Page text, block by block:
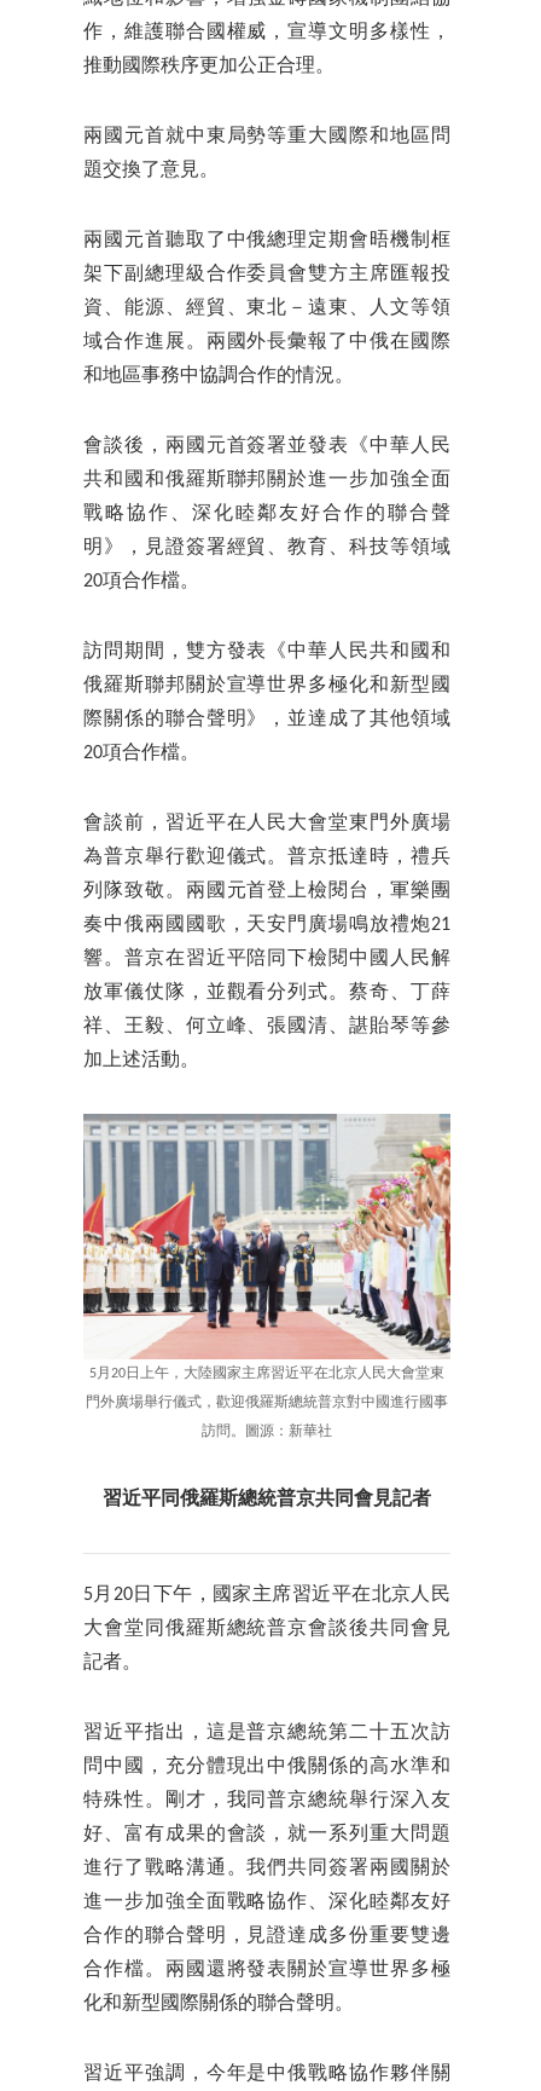
作，維護聯合國權威，宣導文明多樣性，
推動國際秩序更加公正合理。
兩國元首就中東局勢等重大國際和地區問
題交換了意見。
兩國元首聽取了中俄總理定期會晤機制框
架下副總理級合作委員會雙方主席匯報投
資、能源、經貿、東北－遠東、人文等領
域合作進展。兩國外長彙報了中俄在國際
和地區事務中協調合作的情況。
會談後，兩國元首簽署並發表《中華人民
共和國和俄羅斯聯邦關於進一步加強全面
戰略協作、深化睦鄰友好合作的聯合聲
明》，見證簽署經貿、教育、科技等領域
20項合作檔。
訪問期間，雙方發表《中華人民共和國和
俄羅斯聯邦關於宣導世界多極化和新型國
際關係的聯合聲明》，並達成了其他領域
20項合作檔。
會談前，習近平在人民大會堂東門外廣場
為普京舉行歡迎儀式。普京抵達時，禮兵
列隊致敬。兩國元首登上檢閱台，軍樂團
奏中俄兩國國歌，天安門廣場鳴放禮炮21
響。普京在習近平陪同下檢閱中國人民解
放軍儀仗隊，並觀看分列式。蔡奇、丁薛
祥、王毅、何立峰、張國清、諶貽琴等參
加上述活動。
5月20日上午，大陸國家主席習近平在北京人民大會堂東
門外廣場舉行儀式，歡迎俄羅斯總統普京對中國進行國事
訪問。圖源：新華社
習近平同俄羅斯總統普京共同會見記者
5月20日下午，國家主席習近平在北京人民
大會堂同俄羅斯總統普京會談後共同會見
記者。
習近平指出，這是普京總統第二十五次訪
問中國，充分體現出中俄關係的高水準和
特殊性。剛才，我同普京總統舉行深入友
好、富有成果的會談，就一系列重大問題
進行了戰略溝通。我們共同簽署兩國關於
進一步加強全面戰略協作、深化睦鄰友好
合作的聯合聲明，見證達成多份重要雙邊
合作檔。兩國還將發表關於宣導世界多極
化和新型國際關係的聯合聲明。
習近平強調，今年是中俄戰略協作夥伴關